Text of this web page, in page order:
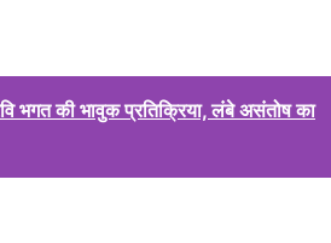
भगत की भावुक प्रतिक्रिया, लंबे असंतोष का